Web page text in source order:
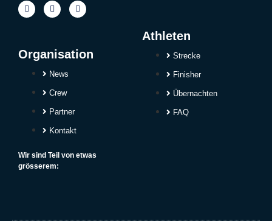
Wir sind Teil von etwas
grösserem:
Athleten
Strecke
Finisher
Übernachten
FAQ
Organisation
News
Crew
Partner
Kontakt